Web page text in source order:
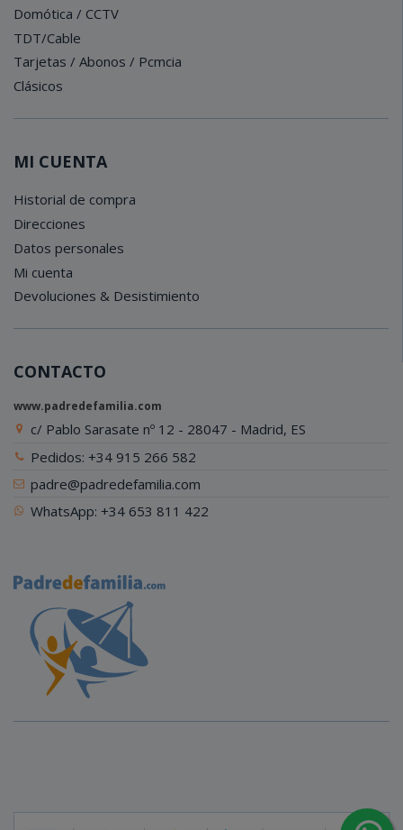
Domótica / CCTV
TDT/Cable
Tarjetas / Abonos / Pcmcia
Clásicos
MI CUENTA
Historial de compra
Direcciones
Datos personales
Mi cuenta
Devoluciones & Desistimiento
CONTACTO
www.padredefamilia.com
c/ Pablo Sarasate nº 12 - 28047 - Madrid, ES
Pedidos: +34 915 266 582
padre@padredefamilia.com
WhatsApp: +34 653 811 422